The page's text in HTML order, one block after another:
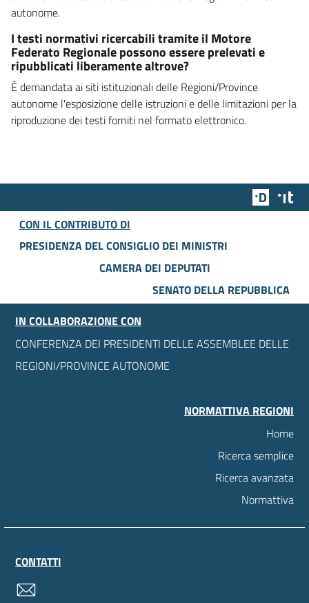
autonome.
I testi normativi ricercabili tramite il Motore
Federato Regionale possono essere prelevati e
ripubblicati liberamente altrove?
È demandata ai siti istituzionali delle Regioni/Province
autonome l'esposizione delle istruzioni e delle limitazioni per la
riproduzione dei testi forniti nel formato elettronico.
Team
CON IL CONTRIBUTO DI
PRESIDENZA DEL CONSIGLIO DEI MINISTRI
CAMERA DEI DEPUTATI
SENATO DELLA REPUBBLICA
IN COLLABORAZIONE CON
CONFERENZA DEI PRESIDENTI DELLE ASSEMBLEE DELLE
REGIONI/PROVINCE AUTONOME
NORMATTIVA REGIONI
Home
Ricerca semplice
Ricerca avanzata
Normattiva
CONTATTI